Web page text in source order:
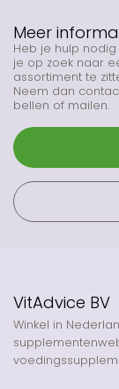
Meer
Heb je hulp
je op zoek naar
assortiment te
Neem dan
bellen of mailen.
VitAdvice BV
Winkel in